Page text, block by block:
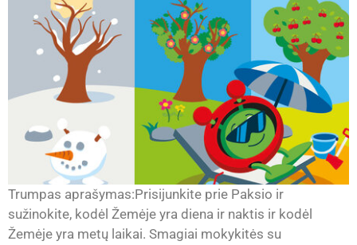
Trumpas aprašymas:Prisijunkite prie Paksio ir
sužinokite, kodėl Žemėje yra diena ir naktis ir kodėl
Žemėje yra metų laikai. Smagiai mokykitės su